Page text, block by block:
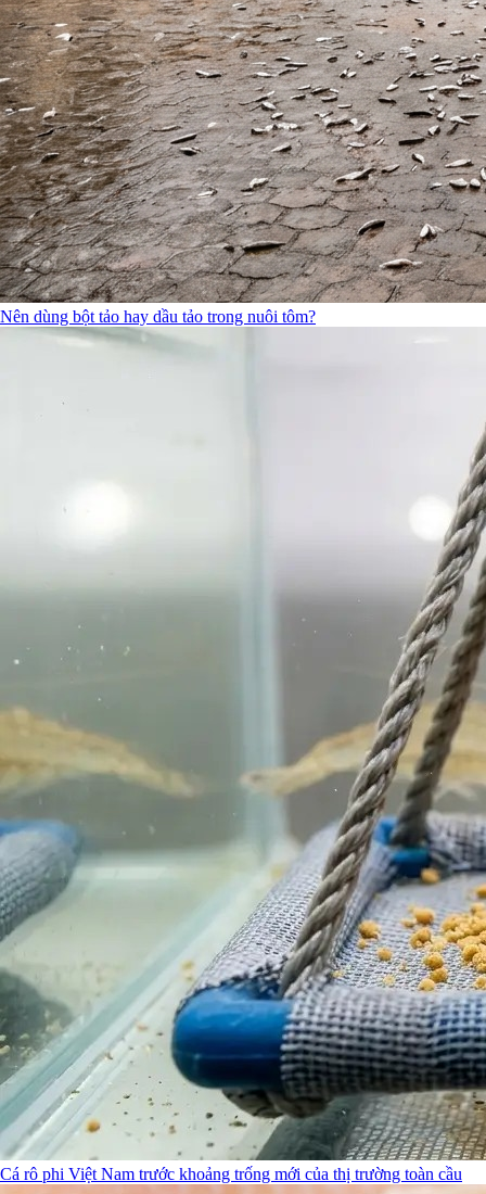
Nên dùng bột tảo hay dầu tảo trong nuôi tôm?
Cá rô phi Việt Nam trước khoảng trống mới của thị trường toàn cầu